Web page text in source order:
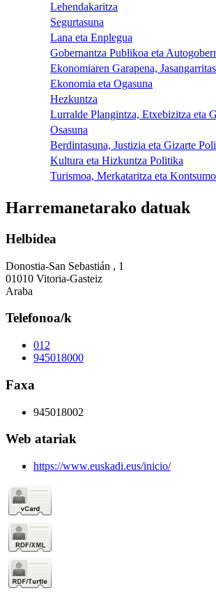
Lehendakaritza
Segurtasuna
Lana eta Enplegua
Gobernantza Publikoa eta
Ekonomiaren Garapena,
Ekonomia eta Ogasuna
Hezkuntza
Lurralde Plangintza, Etxebizitza eta
Osasuna
Berdintasuna, Justizia eta Gizarte
Kultura eta Hizkuntza Politika
Turismoa, Merkataritza eta
Harremanetarako datuak
Helbidea
Donostia-San Sebastián , 1
01010 Vitoria-Gasteiz
Araba
Telefonoa/k
012
945018000
Faxa
945018002
Web atariak
https://www.euskadi.eus/inicio/